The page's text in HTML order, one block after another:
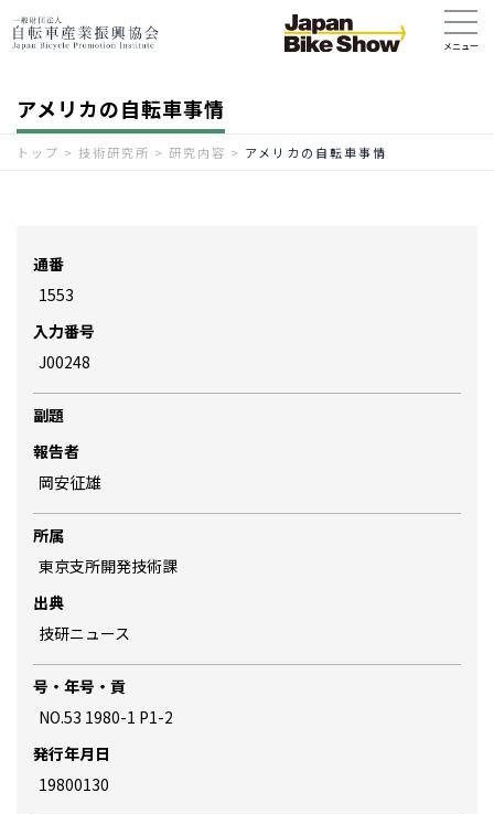
アメリカの自転車事情
トップ > 技術研究所 > 研究内容 > アメリカの自転車事情
通番
1553
入力番号
J00248
副題
報告者
岡安征雄
所属
東京支所開発技術課
出典
技研ニュース
号・年号・貢
NO.53 1980-1 P1-2
発行年月日
19800130